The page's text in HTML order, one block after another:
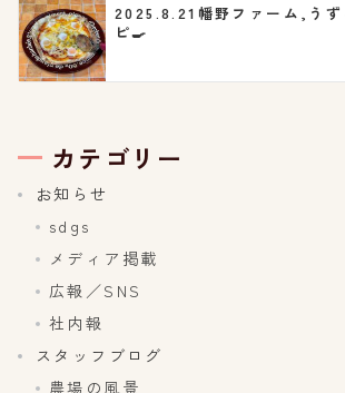
2025.8.21幡野ファーム,うず
ピ🍳
カテゴリー
お知らせ
sdgs
メディア掲載
広報／SNS
社内報
スタッフブログ
農場の風景